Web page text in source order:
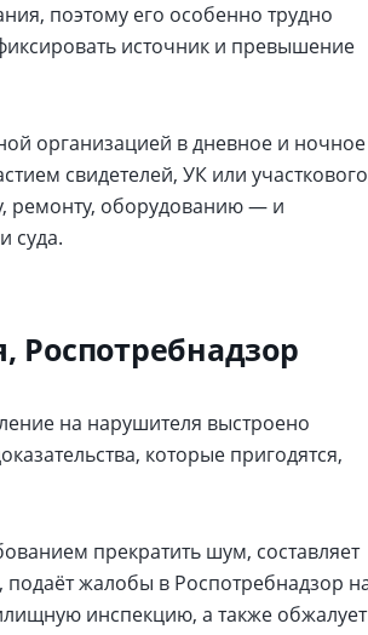
поэтому его особенно трудно
источник и превышение
организацией в дневное и ночное
свидетелей, УК или
ремонту, оборудованию — и
суда.
Роспотребнадзор
на нарушителя выстроено
которые пригодятся,
прекратить шум, составляет
жалобы в Роспотребнадзор
инспекцию, а также обжалует